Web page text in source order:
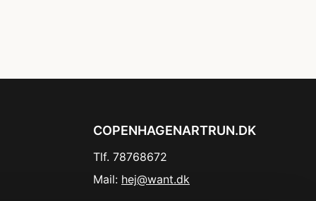
COPENHAGENARTRUN.DK
Tlf. 78768672
Mail: hej@want.dk